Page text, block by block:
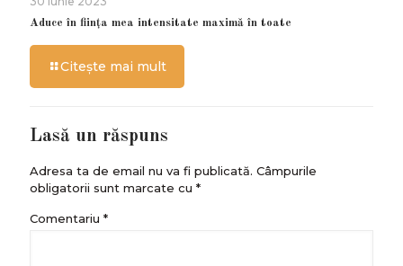
Aduce în ființa mea intensitate maximă în toate
Citește mai mult
Lasă un răspuns
Adresa ta de email nu va fi publicată. Câmpurile
obligatorii sunt marcate cu *
Comentariu *